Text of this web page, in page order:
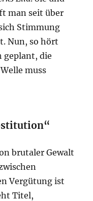
man seit über
Stimmung
Nun, so hört
geplant, die
muss
brutaler Gewalt
Vergütung ist
Titel,